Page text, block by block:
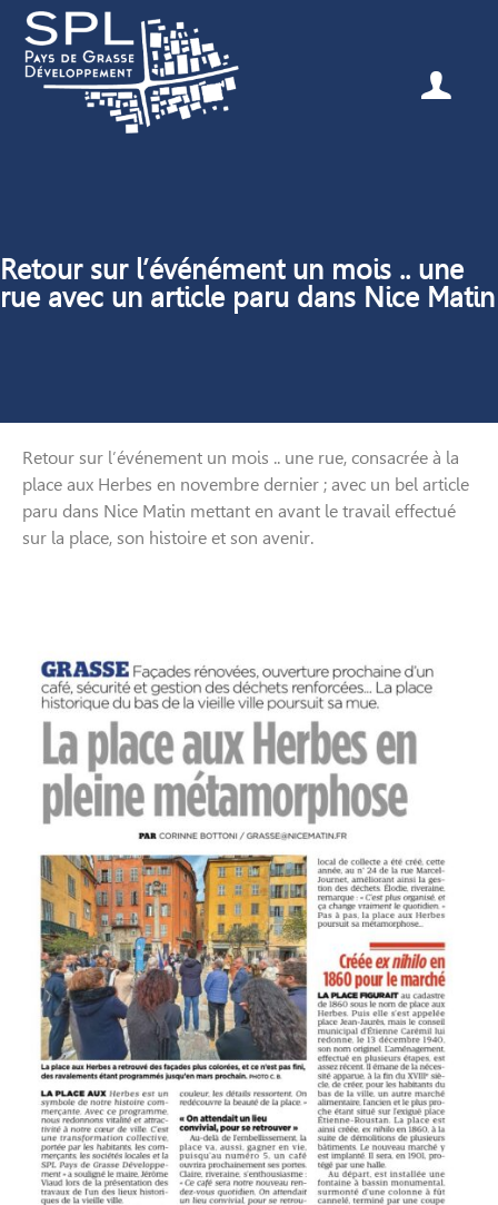
Retour sur l’événément un mois .. une
rue avec un article paru dans Nice Matin
Retour sur l’événement un mois .. une rue, consacrée à la
place aux Herbes en novembre dernier ; avec un bel article
paru dans Nice Matin mettant en avant le travail effectué
sur la place, son histoire et son avenir.